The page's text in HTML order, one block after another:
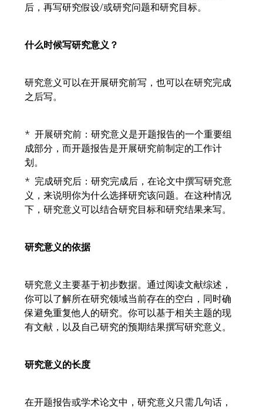
后，再写研究假设/或研究问题和研究目标。
什么时候写研究意义？
研究意义可以在开展研究前写，也可以在研究完成
之后写。
* 开展研究前：研究意义是开题报告的一个重要组
成部分，而开题报告是开展研究前制定的工作计
划。
* 完成研究后：研究完成后，在论文中撰写研究意
义，来说明你为什么选择研究该问题。在这种情况
下，研究意义可以结合研究目标和研究结果来写。
研究意义的依据
研究意义主要基于初步数据。通过阅读文献综述，
你可以了解所在研究领域当前存在的空白，同时确
保避免重复他人的研究。你可以基于相关主题的现
有文献，以及自己研究的预期结果撰写研究意义。
研究意义的长度
在开题报告或学术论文中，研究意义只需几句话，